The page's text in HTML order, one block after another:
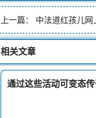
上一篇： 中法道红孩儿网
相关文章